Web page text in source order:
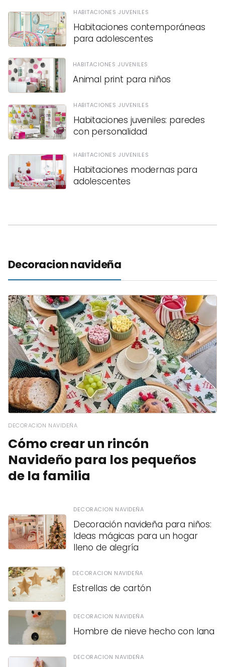
HABITACIONES JUVENILES
Habitaciones contemporáneas
para adolescentes
HABITACIONES JUVENILES
Animal print para niños
HABITACIONES JUVENILES
Habitaciones juveniles: paredes
con personalidad
HABITACIONES JUVENILES
Habitaciones modernas para
adolescentes
Decoracion navideña
DECORACION NAVIDEÑA
Cómo crear un rincón
Navideño para los pequeños
de la familia
DECORACION NAVIDEÑA
Decoración navideña para niños:
Ideas mágicas para un hogar
lleno de alegría
DECORACION NAVIDEÑA
Estrellas de cartón
DECORACION NAVIDEÑA
Hombre de nieve hecho con lana
DECORACION NAVIDEÑA